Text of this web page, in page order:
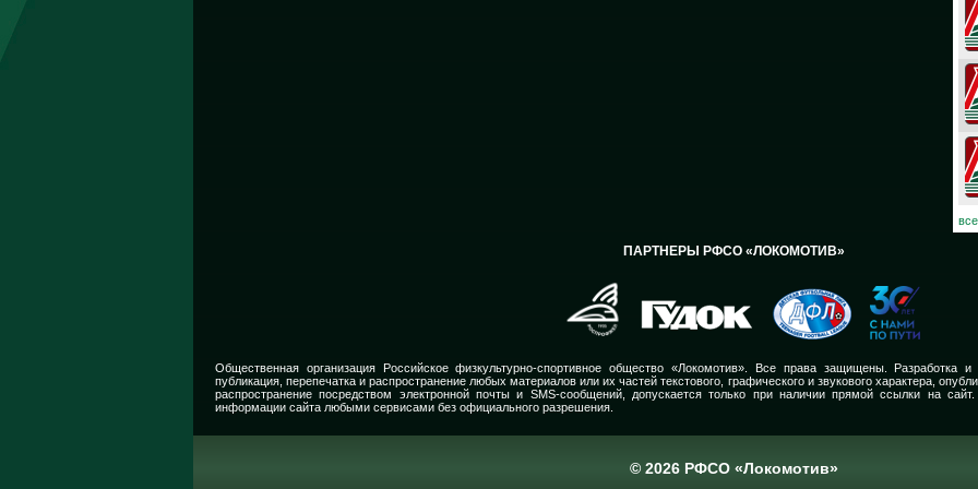
29
ПАРТНЕРЫ РФСО «ЛОКОМОТИВ»
Общественная организация Российское физкультурно-спортивное общество «Локомотив». Все права защищены. Разработка
публикация, перепечатка и распространение любых материалов или их частей текстового, графического и звукового характера,
распространение посредством электронной почты и SMS-сообщений, допускается только при наличии прямой ссылки на
информации сайта любыми сервисами без официального разрешения.
© 2026 РФСО «Локомотив»